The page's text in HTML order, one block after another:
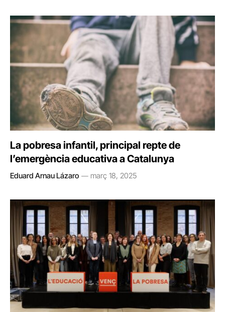
La pobresa infantil, principal repte de
l’emergència educativa a Catalunya
Eduard Arnau Lázaro març 18, 2025